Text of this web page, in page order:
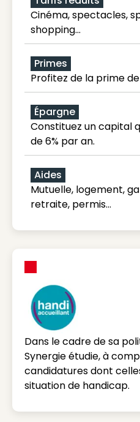
Cinéma, spectacles,
shopping...
Primes
Profitez de la prime
Épargne
Constituez un capital
de 6% par an.
Aides
Mutuelle, logement,
retraite, permis…
Dans le cadre de sa
Synergie étudie, à
candidatures dont
situation de handicap.